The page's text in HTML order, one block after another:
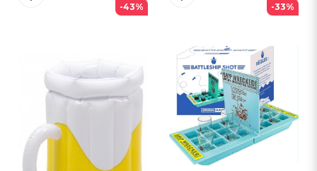
-43%
-33%